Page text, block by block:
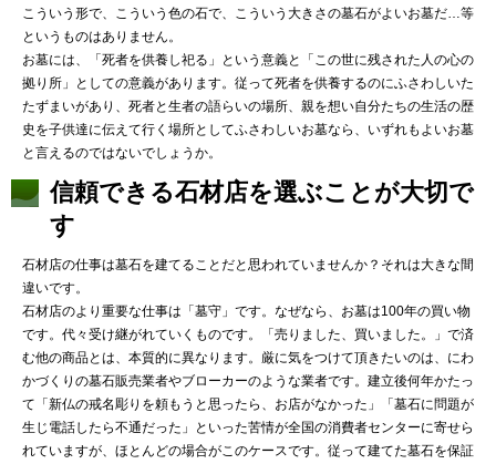
こういう形で、こういう色の石で、こういう大きさの墓石がよいお墓だ…等
というものはありません。
お墓には、「死者を供養し祀る」という意義と「この世に残された人の心の
拠り所」としての意義があります。従って死者を供養するのにふさわしいた
たずまいがあり、死者と生者の語らいの場所、親を想い自分たちの生活の歴
史を子供達に伝えて行く場所としてふさわしいお墓なら、いずれもよいお墓
と言えるのではないでしょうか。
信頼できる石材店を選ぶことが大切で
す
石材店の仕事は墓石を建てることだと思われていませんか？それは大きな間
違いです。
石材店のより重要な仕事は「墓守」です。なぜなら、お墓は100年の買い物
です。代々受け継がれていくものです。「売りました、買いました。」で済
む他の商品とは、本質的に異なります。厳に気をつけて頂きたいのは、にわ
かづくりの墓石販売業者やブローカーのような業者です。建立後何年かたっ
て「新仏の戒名彫りを頼もうと思ったら、お店がなかった」「墓石に問題が
生じ電話したら不通だった」といった苦情が全国の消費者センターに寄せら
れていますが、ほとんどの場合がこのケースです。従って建てた墓石を保証